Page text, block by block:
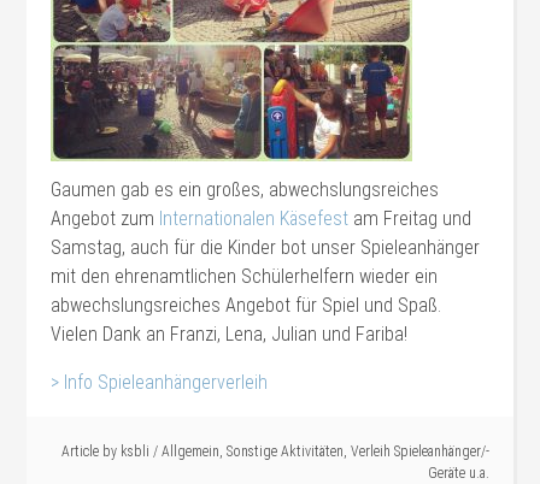
Gaumen gab es ein großes, abwechslungsreiches
Angebot zum Internationalen Käsefest am Freitag und
Samstag, auch für die Kinder bot unser Spieleanhänger
mit den ehrenamtlichen Schülerhelfern wieder ein
abwechslungsreiches Angebot für Spiel und Spaß.
Vielen Dank an Franzi, Lena, Julian und Fariba!
> Info Spieleanhängerverleih
Article by ksbli / Allgemein, Sonstige Aktivitäten, Verleih Spieleanhänger/-
Geräte u.a.